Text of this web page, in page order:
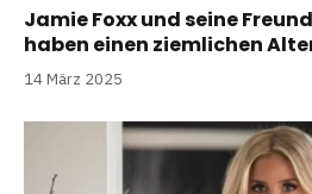
Jamie Foxx und seine
haben einen ziemlichen
14 März 2025